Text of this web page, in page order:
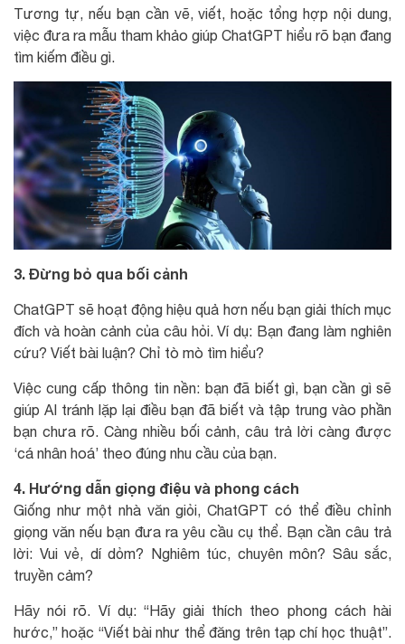
Tương tự, nếu bạn cần vẽ, viết, hoặc tổng hợp nội dung,
việc đưa ra mẫu tham khảo giúp ChatGPT hiểu rõ bạn đang
tìm kiếm điều gì.
3. Đừng bỏ qua bối cảnh
ChatGPT sẽ hoạt động hiệu quả hơn nếu bạn giải thích mục
đích và hoàn cảnh của câu hỏi. Ví dụ: Bạn đang làm nghiên
cứu? Viết bài luận? Chỉ tò mò tìm hiểu?
Việc cung cấp thông tin nền: bạn đã biết gì, bạn cần gì sẽ
giúp AI tránh lặp lại điều bạn đã biết và tập trung vào phần
bạn chưa rõ. Càng nhiều bối cảnh, câu trả lời càng được
‘cá nhân hoá’ theo đúng nhu cầu của bạn.
4. Hướng dẫn giọng điệu và phong cách
Giống như một nhà văn giỏi, ChatGPT có thể điều chỉnh
giọng văn nếu bạn đưa ra yêu cầu cụ thể. Bạn cần câu trả
lời: Vui vẻ, dí dỏm? Nghiêm túc, chuyên môn? Sâu sắc,
truyền cảm?
Hãy nói rõ. Ví dụ: “Hãy giải thích theo phong cách hài
hước,” hoặc “Viết bài như thể đăng trên tạp chí học thuật”.